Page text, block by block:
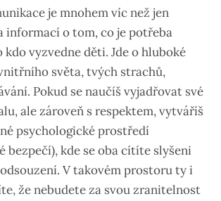
je mnohem víc než jen
informací o tom, co je potřeba
vyzvedne děti. Jde o hluboké
světa, tvých strachů,
Pokud se naučíš vyjadřovat své
ale zároveň s respektem, vytváříš
psychologické prostředí
bezpečí), kde se oba cítíte slyšeni
V takovém prostoru ty i
že nebudete za svou zranitelnost